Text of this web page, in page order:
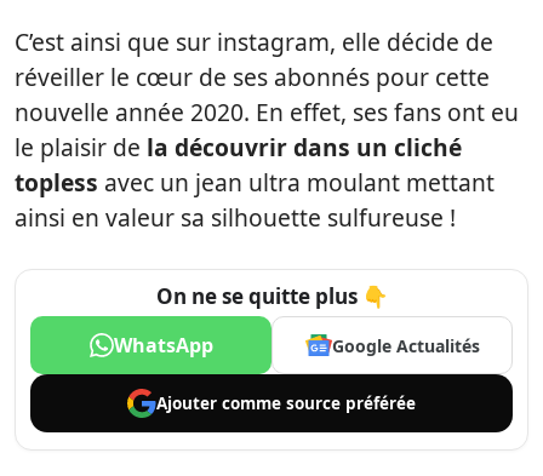
C’est ainsi que sur instagram, elle décide de
réveiller le cœur de ses abonnés pour cette
nouvelle année 2020. En effet, ses fans ont eu
le plaisir de la découvrir dans un cliché
topless avec un jean ultra moulant mettant
ainsi en valeur sa silhouette sulfureuse !
On ne se quitte plus 👇
WhatsApp Google Actualités
Ajouter comme source préférée